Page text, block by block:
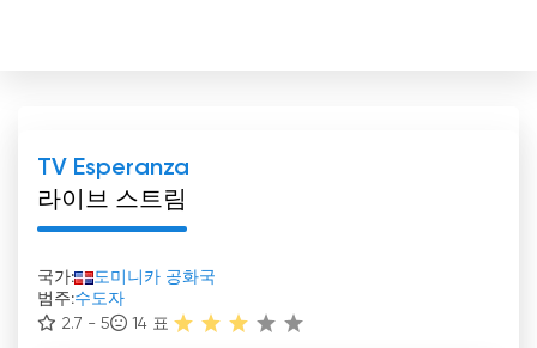
TV Esperanza
라이브 스트림
국가:
도미니카 공화국
범주:수도자
2.7 - 5
14 표